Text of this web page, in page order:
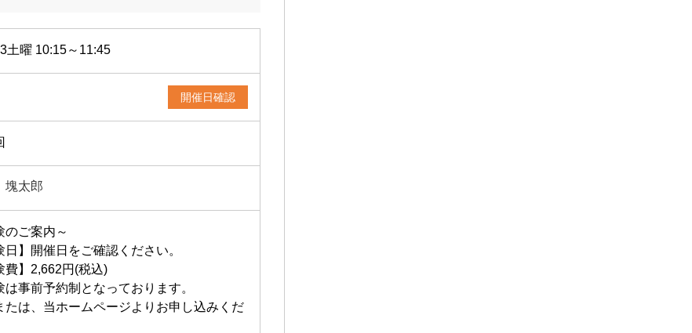
土曜 10:15～11:45
開催日確認
太郎
のご案内～
日】開催日をご確認ください。
費】2,662円(税込)
事前予約制となっております。
たは、当ホームページよりお申し込みくだ